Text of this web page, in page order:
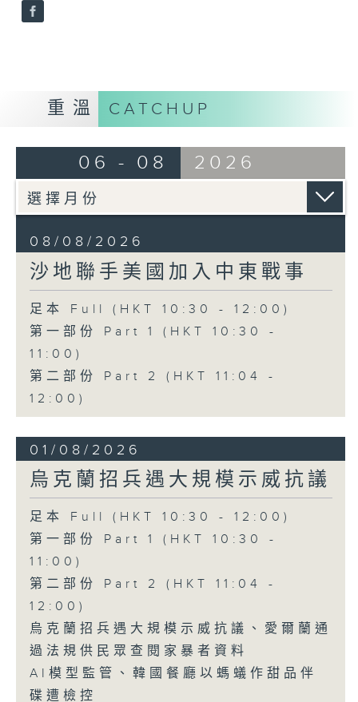
重溫 CATCHUP
06 - 08 2026
08/08/2026
沙地聯手美國加入中東戰事
足本 Full (HKT 10:30 - 12:00)
第一部份 Part 1 (HKT 10:30 -
11:00)
第二部份 Part 2 (HKT 11:04 -
12:00)
01/08/2026
烏克蘭招兵遇大規模示威抗議
足本 Full (HKT 10:30 - 12:00)
第一部份 Part 1 (HKT 10:30 -
11:00)
第二部份 Part 2 (HKT 11:04 -
12:00)
烏克蘭招兵遇大規模示威抗議、愛爾蘭通
過法規供民眾查閱家暴者資料
AI模型監管、韓國餐廳以螞蟻作甜品伴
碟遭檢控